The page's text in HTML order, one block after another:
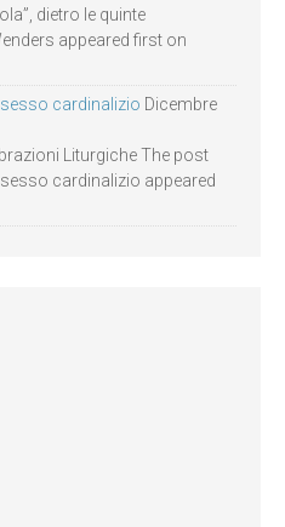
dietro le quinte
appeared first on
cardinalizio Dicembre
Liturgiche The post
cardinalizio appeared